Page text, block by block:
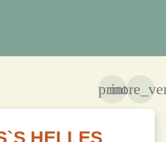
print
HELLES